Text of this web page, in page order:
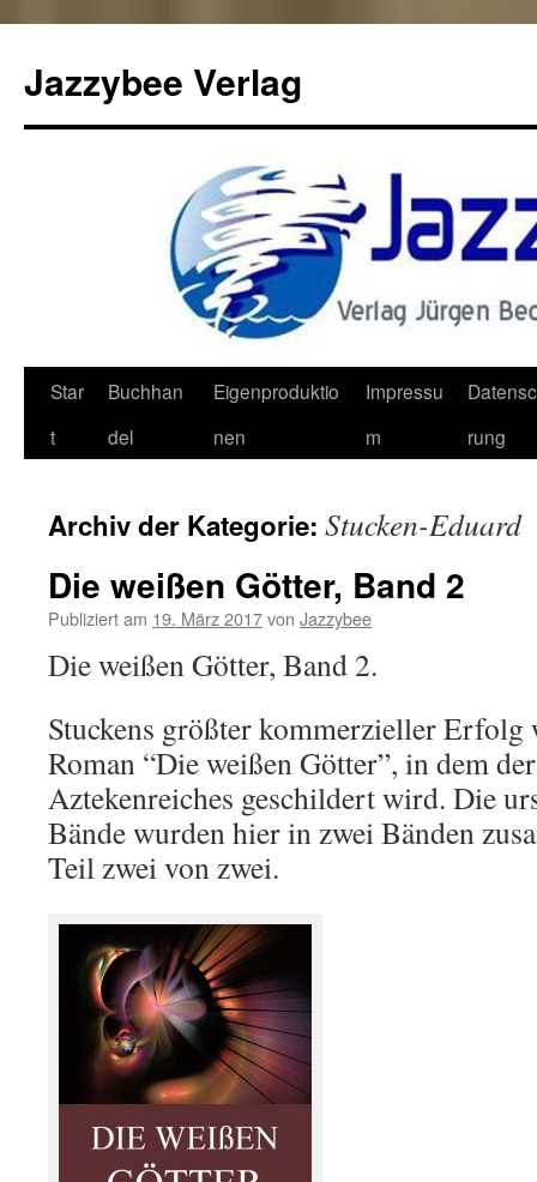
Jazzybee Verlag
Zum
Inhalt
Star
t
Buchhan
del
Eigenproduktio
nen
Impressu
m
rung
Archiv der Kategorie: Stucken-Eduard
Die weißen Götter, Band 2
Publiziert am 19. März 2017von Jazzybee
Die weißen Götter, Band 2.
Stuckens größter kommerzieller Erfolg
Roman “Die weißen Götter”, in dem
Aztekenreiches geschildert wird. Die
Bände wurden hier in zwei Bänden
Teil zwei von zwei.